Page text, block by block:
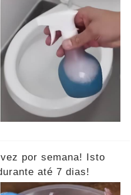
por semana! Isto
até 7 dias!